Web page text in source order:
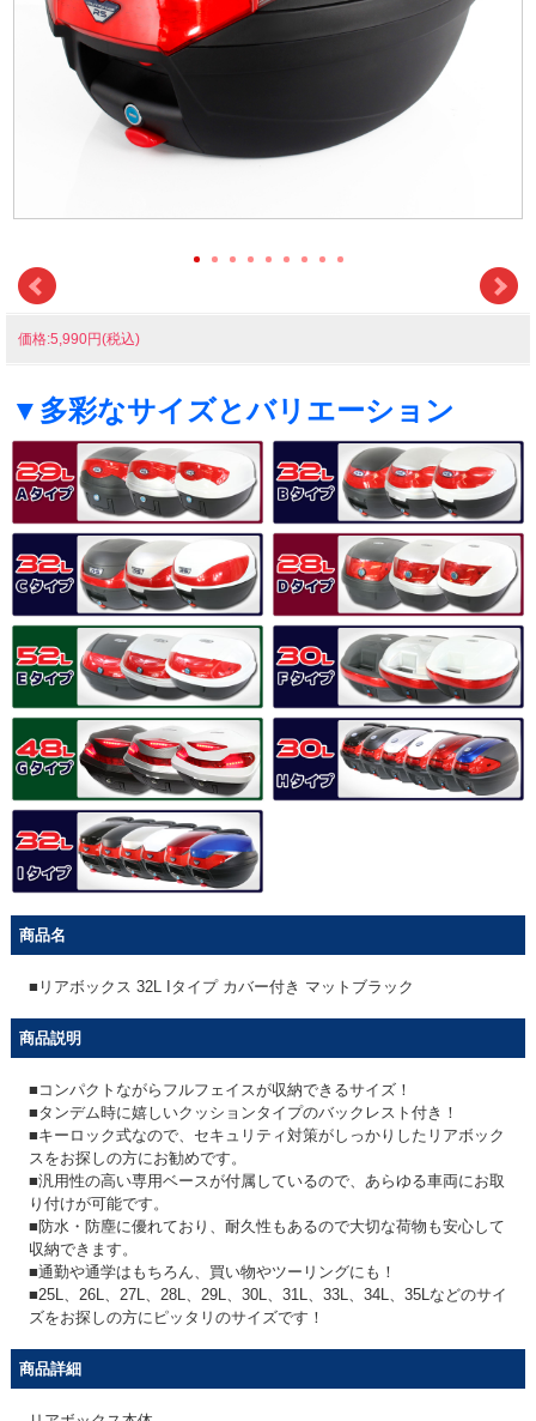
価格:5,990円(税込)
▼多彩なサイズとバリエーション
商品名
■リアボックス 32L Iタイプ カバー付き マットブラック
商品説明
■コンパクトながらフルフェイスが収納できるサイズ！
■タンデム時に嬉しいクッションタイプのバックレスト付き！
■キーロック式なので、セキュリティ対策がしっかりしたリアボック
スをお探しの方にお勧めです。
■汎用性の高い専用ベースが付属しているので、あらゆる車両にお取
り付けが可能です。
■防水・防塵に優れており、耐久性もあるので大切な荷物も安心して
収納できます。
■通勤や通学はもちろん、買い物やツーリングにも！
■25L、26L、27L、28L、29L、30L、31L、33L、34L、35Lなどのサイ
ズをお探しの方にピッタリのサイズです！
商品詳細